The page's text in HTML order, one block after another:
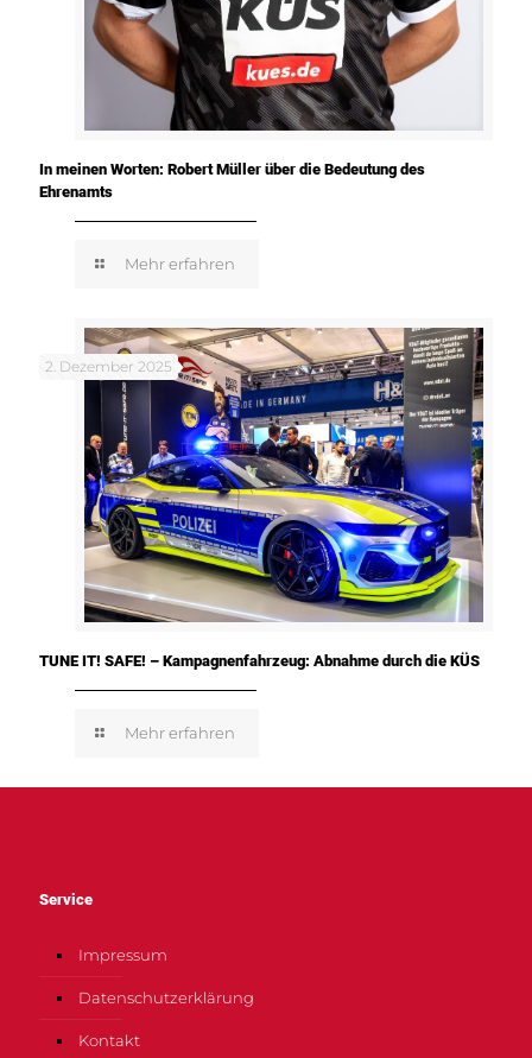
In meinen Worten: Robert Müller über die Bedeutung des
Ehrenamts
Mehr erfahren
2. Dezember 2025
TUNE IT! SAFE! – Kampagnenfahrzeug: Abnahme durch die KÜS
Mehr erfahren
Service
Impressum
Datenschutzerklärung
Kontakt